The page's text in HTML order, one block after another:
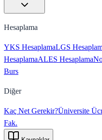
Hesaplama
YKS HesaplamaLGS
HesaplamaALES Hesaplama
Burs
Diğer
Kaç Net Gerekir?Üniversite
Fak.